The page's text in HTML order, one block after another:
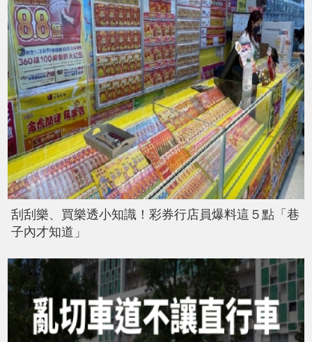
刮刮樂、買樂透小知識！彩券行店員爆料這５點「巷
子內才知道」